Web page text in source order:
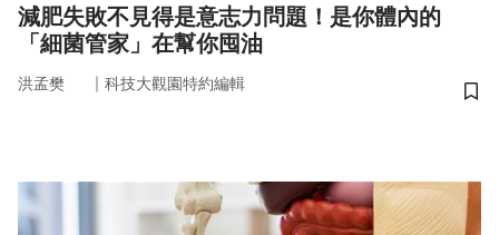
減肥失敗不見得是意志力問題！是你體內的
「細菌管家」在幫你囤油
洪孟樊 ｜ 科技大觀園特約編輯
儲